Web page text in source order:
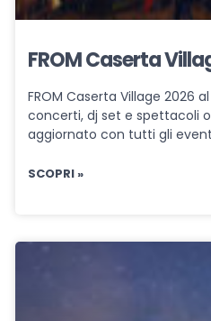
FROM Caserta
FROM Caserta Village 2026
concerti, dj set e spettacoli
aggiornato con tutti gli
SCOPRI »